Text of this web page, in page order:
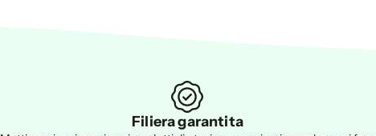
Filiera garantita